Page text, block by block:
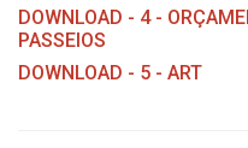
DOWNLOAD - 4 -
PASSEIOS
DOWNLOAD - 5 - ART